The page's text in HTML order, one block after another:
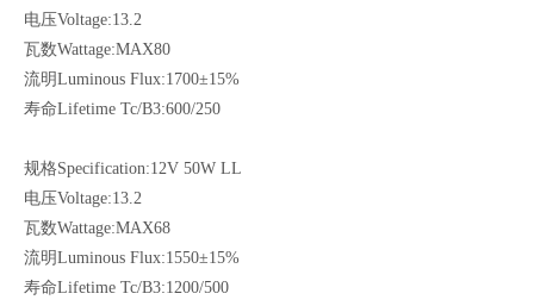
电压Voltage:13.2
瓦数Wattage:MAX80
流明Luminous Flux:1700±15%
寿命Lifetime Tc/B3:600/250
规格Specification:12V 50W LL
电压Voltage:13.2
瓦数Wattage:MAX68
流明Luminous Flux:1550±15%
寿命Lifetime Tc/B3:1200/500